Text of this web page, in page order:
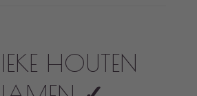
HOUTEN